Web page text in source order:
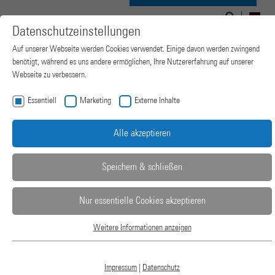
Suchformular
Suchen
Navigation
2-SÄULEN
LABORPRESSEN
Datenschutzeinstellungen
Auf unserer Webseite werden Cookies verwendet. Einige davon werden zwingend
benötigt, während es uns andere ermöglichen, Ihre Nutzererfahrung auf unserer
Webseite zu verbessern.
Essentiell Marketing Externe Inhalte
Alle akzeptieren
Speichern & schließen
Nur essentielle Cookies akzeptieren
Dadurch ist gewährleistet, dass die Webseite einwandfrei funktioniert.
Weitere Informationen anzeigen
Impressum Datenschutz